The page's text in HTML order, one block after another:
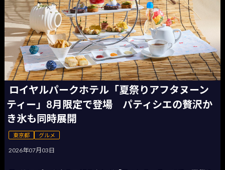
ロイヤルパークホテル「夏祭りアフタヌーン
ティー」8月限定で登場 パティシエの贅沢か
き氷も同時展開
東京都 グルメ
2026年07月03日